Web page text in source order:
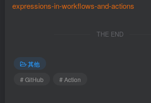
expressions-in-workflows-and-actions
THE END
其他
# GitHub
# Action